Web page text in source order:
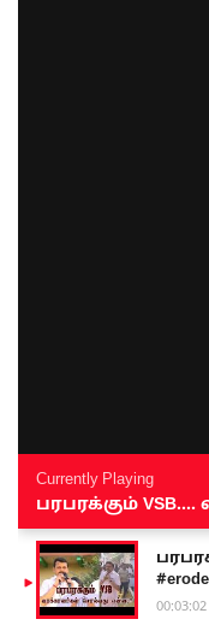
Currently Playing
பரபரக்கும்
00:03:02